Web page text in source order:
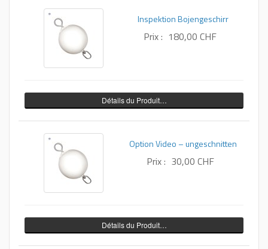
Inspektion Bojengeschirr
Prix : 180,00 CHF
Détails du Produit…
Option Video – ungeschnitten
Prix : 30,00 CHF
Détails du Produit…